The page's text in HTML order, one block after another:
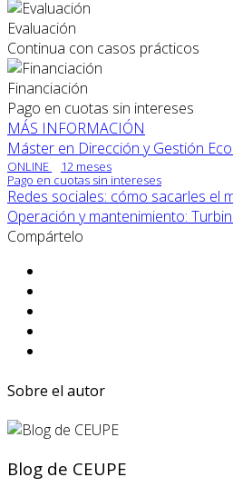
Evaluación
Continua con casos prácticos
Financiación
Pago en cuotas sin intereses
MÁS INFORMACIÓN
Máster en Dirección y Gestión
ONLINE
12 meses
Pago en cuotas sin intereses
Redes sociales: cómo sacarles el
Operación y mantenimiento:
Compártelo
Sobre el autor
Blog de CEUPE